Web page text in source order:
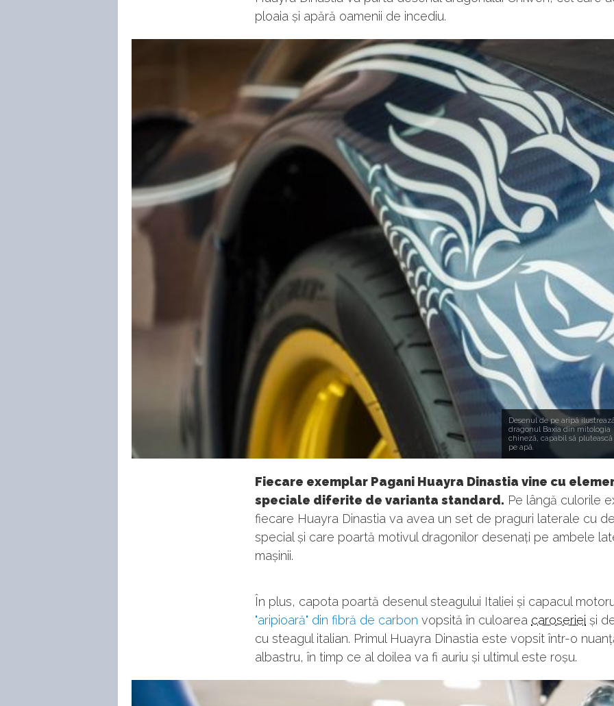
ploaia și apără oamenii de incediu.
Desenul de pe aripă
dragonul Baxia din mitologia
chineză, capabil să plutească
pe apă.
Fiecare exemplar Pagani Huayra Dinastia vine cu
speciale diferite de varianta standard. Pe lângă culorile
fiecare Huayra Dinastia va avea un set de praguri laterale cu
special și care poartă motivul dragonilor desenați pe ambele
mașinii.
În plus, capota poartă desenul steagului Italiei și capacul
"aripioară" din fibră de carbon vopsită în culoarea caroseriei și
cu steagul italian. Primul Huayra Dinastia este vopsit într-o
albastru, în timp ce al doilea va fi auriu și ultimul este roșu.